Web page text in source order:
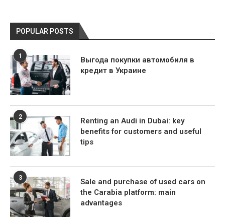
POPULAR POSTS
1
Выгода покупки автомобиля в
кредит в Украине
2
Renting an Audi in Dubai: key
benefits for customers and useful
tips
3
Sale and purchase of used cars on
the Carabia platform: main
advantages